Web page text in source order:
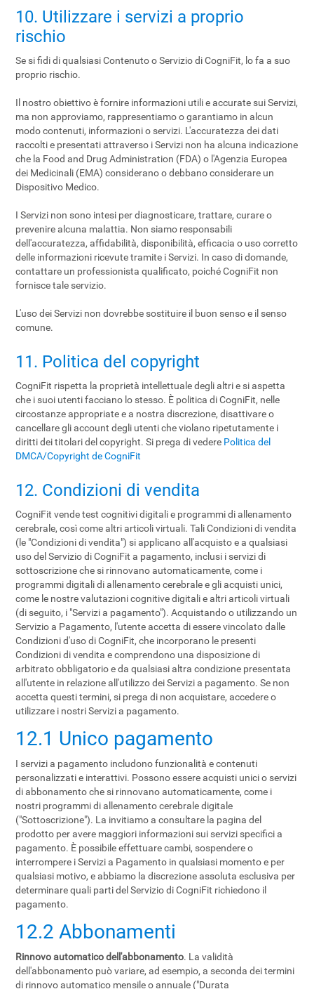
10. Utilizzare i servizi a proprio
rischio
Se si fidi di qualsiasi Contenuto o Servizio di CogniFit, lo fa a suo
proprio rischio.
Il nostro obiettivo è fornire informazioni utili e accurate sui Servizi,
ma non approviamo, rappresentiamo o garantiamo in alcun
modo contenuti, informazioni o servizi. L'accuratezza dei dati
raccolti e presentati attraverso i Servizi non ha alcuna indicazione
che la Food and Drug Administration (FDA) o l'Agenzia Europea
dei Medicinali (EMA) considerano o debbano considerare un
Dispositivo Medico.
I Servizi non sono intesi per diagnosticare, trattare, curare o
prevenire alcuna malattia. Non siamo responsabili
dell'accuratezza, affidabilità, disponibilità, efficacia o uso corretto
delle informazioni ricevute tramite i Servizi. In caso di domande,
contattare un professionista qualificato, poiché CogniFit non
fornisce tale servizio.
L'uso dei Servizi non dovrebbe sostituire il buon senso e il senso
comune.
11. Politica del copyright
CogniFit rispetta la proprietà intellettuale degli altri e si aspetta
che i suoi utenti facciano lo stesso. È politica di CogniFit, nelle
circostanze appropriate e a nostra discrezione, disattivare o
cancellare gli account degli utenti che violano ripetutamente i
diritti dei titolari del copyright. Si prega di vedere Politica del
DMCA/Copyright de CogniFit
12. Condizioni di vendita
CogniFit vende test cognitivi digitali e programmi di allenamento
cerebrale, così come altri articoli virtuali. Tali Condizioni di vendita
(le "Condizioni di vendita") si applicano all'acquisto e a qualsiasi
uso del Servizio di CogniFit a pagamento, inclusi i servizi di
sottoscrizione che si rinnovano automaticamente, come i
programmi digitali di allenamento cerebrale e gli acquisti unici,
come le nostre valutazioni cognitive digitali e altri articoli virtuali
(di seguito, i "Servizi a pagamento"). Acquistando o utilizzando un
Servizio a Pagamento, l'utente accetta di essere vincolato dalle
Condizioni d'uso di CogniFit, che incorporano le presenti
Condizioni di vendita e comprendono una disposizione di
arbitrato obbligatorio e da qualsiasi altra condizione presentata
all'utente in relazione all'utilizzo dei Servizi a pagamento. Se non
accetta questi termini, si prega di non acquistare, accedere o
utilizzare i nostri Servizi a pagamento.
12.1 Unico pagamento
I servizi a pagamento includono funzionalità e contenuti
personalizzati e interattivi. Possono essere acquisti unici o servizi
di abbonamento che si rinnovano automaticamente, come i
nostri programmi di allenamento cerebrale digitale
("Sottoscrizione"). La invitiamo a consultare la pagina del
prodotto per avere maggiori informazioni sui servizi specifici a
pagamento. È possibile effettuare cambi, sospendere o
interrompere i Servizi a Pagamento in qualsiasi momento e per
qualsiasi motivo, e abbiamo la discrezione assoluta esclusiva per
determinare quali parti del Servizio di CogniFit richiedono il
pagamento.
12.2 Abbonamenti
Rinnovo automatico dell'abbonamento. La validità
dell'abbonamento può variare, ad esempio, a seconda dei termini
di rinnovo automatico mensile o annuale ("Durata